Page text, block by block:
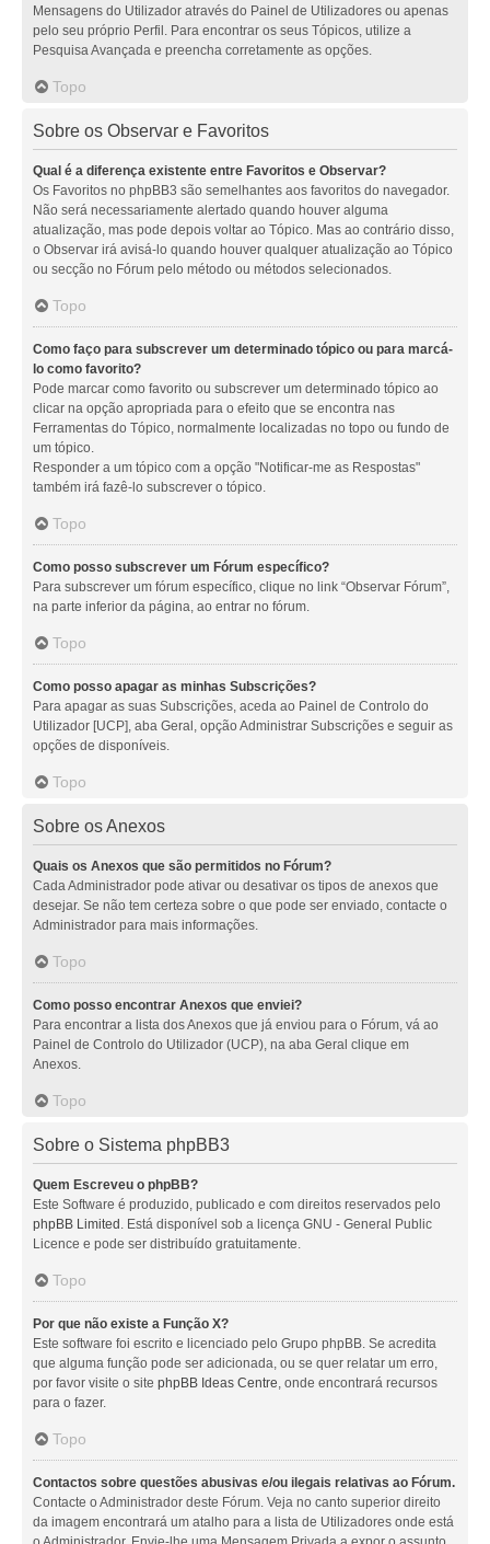
Mensagens do Utilizador através do Painel de Utilizadores ou apenas
pelo seu próprio Perfil. Para encontrar os seus Tópicos, utilize a
Pesquisa Avançada e preencha corretamente as opções.
Topo
Sobre os Observar e Favoritos
Qual é a diferença existente entre Favoritos e Observar?
Os Favoritos no phpBB3 são semelhantes aos favoritos do navegador.
Não será necessariamente alertado quando houver alguma
atualização, mas pode depois voltar ao Tópico. Mas ao contrário disso,
o Observar irá avisá-lo quando houver qualquer atualização ao Tópico
ou secção no Fórum pelo método ou métodos selecionados.
Topo
Como faço para subscrever um determinado tópico ou para marcá-
lo como favorito?
Pode marcar como favorito ou subscrever um determinado tópico ao
clicar na opção apropriada para o efeito que se encontra nas
Ferramentas do Tópico, normalmente localizadas no topo ou fundo de
um tópico.
Responder a um tópico com a opção "Notificar-me as Respostas"
também irá fazê-lo subscrever o tópico.
Topo
Como posso subscrever um Fórum específico?
Para subscrever um fórum específico, clique no link “Observar Fórum”,
na parte inferior da página, ao entrar no fórum.
Topo
Como posso apagar as minhas Subscrições?
Para apagar as suas Subscrições, aceda ao Painel de Controlo do
Utilizador [UCP], aba Geral, opção Administrar Subscrições e seguir as
opções de disponíveis.
Topo
Sobre os Anexos
Quais os Anexos que são permitidos no Fórum?
Cada Administrador pode ativar ou desativar os tipos de anexos que
desejar. Se não tem certeza sobre o que pode ser enviado, contacte o
Administrador para mais informações.
Topo
Como posso encontrar Anexos que enviei?
Para encontrar a lista dos Anexos que já enviou para o Fórum, vá ao
Painel de Controlo do Utilizador (UCP), na aba Geral clique em
Anexos.
Topo
Sobre o Sistema phpBB3
Quem Escreveu o phpBB?
Este Software é produzido, publicado e com direitos reservados pelo
phpBB Limited. Está disponível sob a licença GNU - General Public
Licence e pode ser distribuído gratuitamente.
Topo
Por que não existe a Função X?
Este software foi escrito e licenciado pelo Grupo phpBB. Se acredita
que alguma função pode ser adicionada, ou se quer relatar um erro,
por favor visite o site phpBB Ideas Centre, onde encontrará recursos
para o fazer.
Topo
Contactos sobre questões abusivas e/ou ilegais relativas ao Fórum.
Contacte o Administrador deste Fórum. Veja no canto superior direito
da imagem encontrará um atalho para a lista de Utilizadores onde está